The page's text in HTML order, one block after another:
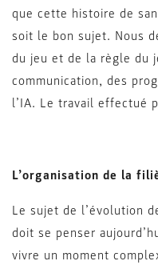
que cette histoire de
soit le bon sujet. Nous
du jeu et de la règle du
communication, des
l’IA. Le travail effectué
L’organisation de la
Le sujet de l’évolution
doit se penser
vivre un moment